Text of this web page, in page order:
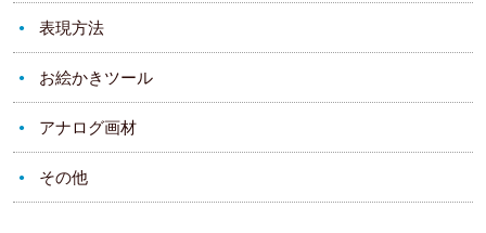
表現方法
お絵かきツール
アナログ画材
その他